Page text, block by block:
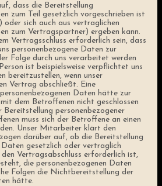
dass die Bereitstellung
zum Teil gesetzlich vorgeschrieben ist
oder sich auch aus vertraglichen
zum Vertragspartner) ergeben kann.
Vertragsschluss erforderlich sein, dass
personenbezogene Daten zur
Folge durch uns verarbeitet werden
ist beispielsweise verpflichtet uns
bereitzustellen, wenn unser
Vertrag abschließt. Eine
Daten hätte zur
dem Betroffenen nicht geschlossen
Bereitstellung personenbezogener
muss sich der Betroffene an einen
Unser Mitarbeiter klärt den
darüber auf, ob die Bereitstellung
Daten gesetzlich oder vertraglich
Vertragsabschluss erforderlich ist,
die personenbezogenen Daten
Folgen die Nichtbereitstellung der
hätte.